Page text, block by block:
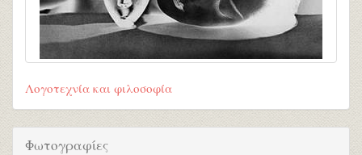
Λογοτεχνία και φιλοσοφία
Φωτογραφίες